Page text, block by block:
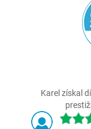
Karel získal